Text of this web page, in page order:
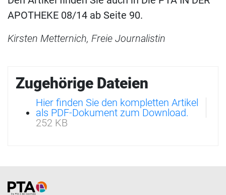
APOTHEKE 08/14 ab Seite 90.
Kirsten Metternich, Freie Journalistin
Zugehörige Dateien
Hier finden Sie den kompletten Artikel
als PDF-Dokument zum Download.
252 KB
Home